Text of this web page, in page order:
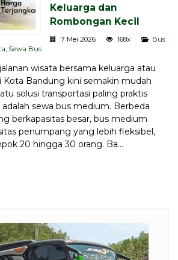
Keluarga dan
Rombongan Kecil
7 Mei 2026 168x
Bus
Sewa Bus
wisata bersama keluarga atau
Bandung kini semakin mudah
solusi transportasi paling praktis
sewa bus medium. Berbeda
berkapasitas besar, bus medium
penumpang yang lebih fleksibel,
20 hingga 30 orang. Ba...